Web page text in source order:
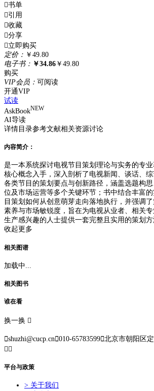
书单
引用
收藏
分享
立即购买
定价： ￥49.80
电子书： ￥34.86 ￥49.80
购买
VIP会员： 可阅读
开通VIP
试读
AskBookNEW
AI导读
详情目录参考文献相关资源讨论
内容简介：
是一本系统探讨电视节目策划理论与实务的专
核心概念入手，深入剖析了电视新闻、谈话、
各类节目的策划要点与创新路径，涵盖选题构
位及市场运营等多个关键环节；书中结合丰富
目策划如何从创意萌芽走向落地执行，并强调
素养与市场敏锐度，旨在为电视从业者、相关
生产感兴趣的人士提供一套完整且实用的策划方
收起更多
相关图谱
加载中...
相关图书
谁在看
换一换 
shuzhi@cucp.cn010-65783599北京市朝阳区

平台与政策
> 关于我们